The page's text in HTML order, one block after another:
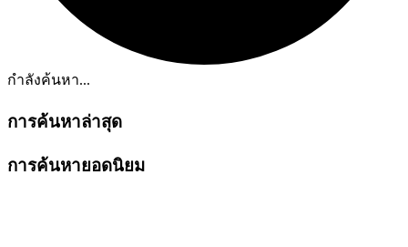
กำลังค้นหา...
การค้นหาล่าสุด
การค้นหายอดนิยม